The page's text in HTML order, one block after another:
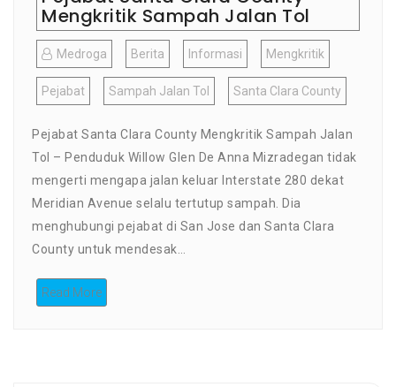
Mengkritik Sampah Jalan Tol
Medroga Berita Informasi Mengkritik
Pejabat Sampah Jalan Tol Santa Clara County
Pejabat Santa Clara County Mengkritik Sampah Jalan
Tol – Penduduk Willow Glen De Anna Mizradegan tidak
mengerti mengapa jalan keluar Interstate 280 dekat
Meridian Avenue selalu tertutup sampah. Dia
menghubungi pejabat di San Jose dan Santa Clara
County untuk mendesak…
Read More